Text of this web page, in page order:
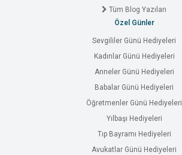
Tüm Blog Yazıları
Özel Günler
Sevgililer Günü Hediyeleri
Kadınlar Günü Hediyeleri
Anneler Günü Hediyeleri
Babalar Günü Hediyeleri
Öğretmenler Günü Hediyeleri
Yılbaşı Hediyeleri
Tıp Bayramı Hediyeleri
Avukatlar Günü Hediyeleri